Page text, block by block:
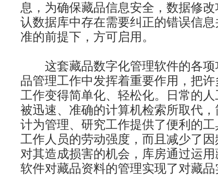
息，为确保藏品信息安全，数据修
认数据库中存在需要纠正的错误信
准的前提下，方可启用。
这套藏品数字化管理软件的各项
品管理工作中发挥着重要作用，把
工作变得简单化、轻松化。日常的
被迅速、准确的计算机检索所取代
计为管理、研究工作提供了便利的
工作人员的劳动强度，而且减少了
对其造成损害的机会，库房通过运
软件对藏品资料的管理实现了对藏